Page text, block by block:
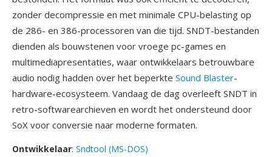
zonder decompressie en met minimale CPU-belasting op
de 286- en 386-processoren van die tijd. SNDT-bestanden
dienden als bouwstenen voor vroege pc-games en
multimediapresentaties, waar ontwikkelaars betrouwbare
audio nodig hadden over het beperkte Sound Blaster-
hardware-ecosysteem. Vandaag de dag overleeft SNDT in
retro-softwarearchieven en wordt het ondersteund door
SoX voor conversie naar moderne formaten.
Ontwikkelaar: Sndtool (MS-DOS)